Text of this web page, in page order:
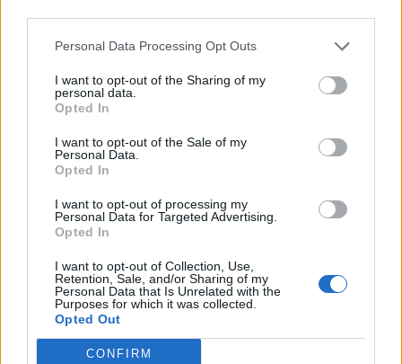
Personal Data Processing Opt Outs
I want to opt-out of the Sharing of my
personal data.
Opted In
I want to opt-out of the Sale of my
Personal Data.
Opted In
I want to opt-out of processing my
Personal Data for Targeted Advertising.
Opted In
I want to opt-out of Collection, Use,
Retention, Sale, and/or Sharing of my
Personal Data that Is Unrelated with the
Purposes for which it was collected.
Opted Out
CONFIRM
A N C H
A
R C
A
R A
R M A N
BUSCAR MÁS
RESPUESTAS
Por favor seleccione los niveles: